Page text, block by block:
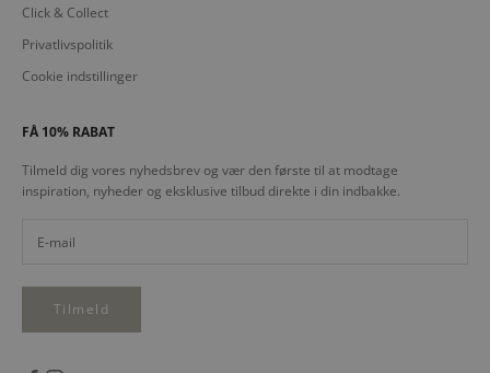
Click & Collect
Privatlivspolitik
Cookie indstillinger
FÅ 10% RABAT
Tilmeld dig vores nyhedsbrev og vær den første til at modtage
inspiration, nyheder og eksklusive tilbud direkte i din indbakke.
Tilmeld